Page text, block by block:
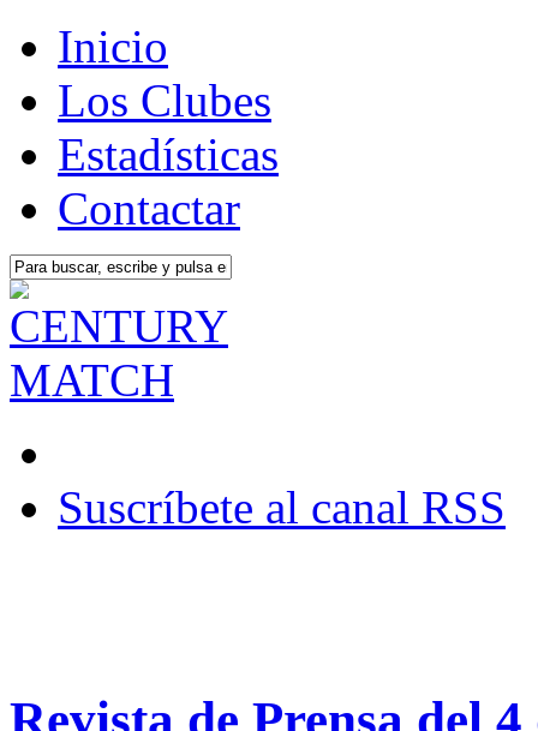
Inicio
Los Clubes
Estadísticas
Contactar
Suscríbete al canal RSS
Revista de Prensa del